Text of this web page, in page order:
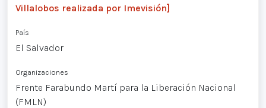
Villalobos realizada por Imevisión]
País
El Salvador
Organizaciones
Frente Farabundo Martí para la Liberación Nacional
(FMLN)